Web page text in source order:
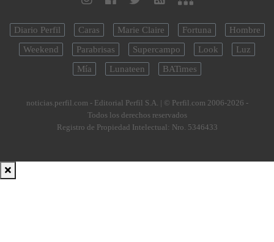
Diario Perfil Caras Marie Claire Fortuna
Hombre
Weekend
Parabrisas Supercampo Look
Luz
Mía
Lunateen BATimes
noticias.perfil.com - Editorial Perfil S.A. | © Perfil.com 2006-2026 -
Todos los derechos reservados
Registro de Propiedad Intelectual: Nro. 5346433